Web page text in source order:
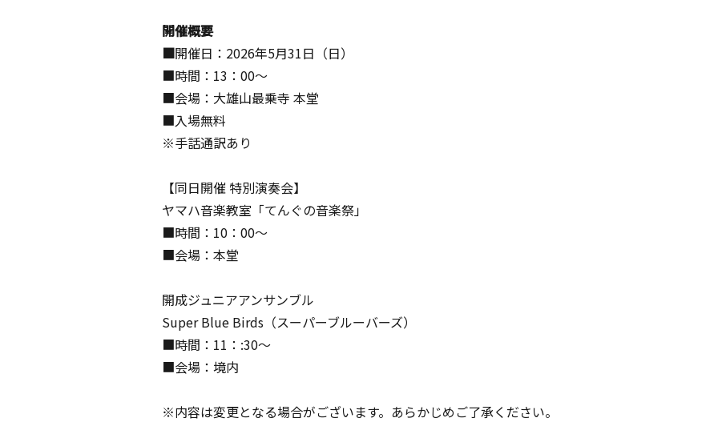
開催概要
■開催日：2026年5月31日（日）
■時間：13：00～
■会場：大雄山最乗寺 本堂
■入場無料
※手話通訳あり
【同日開催 特別演奏会】
ヤマハ音楽教室 「てんぐの音楽祭」
■時間：10：00～
■会場：本堂
開成ジュニアアンサンブル
Super Blue Birds（スーパーブルーバーズ）
■時間：11：:30〜
■会場：境内
※内容は変更となる場合がございます。あらかじめご了承ください。